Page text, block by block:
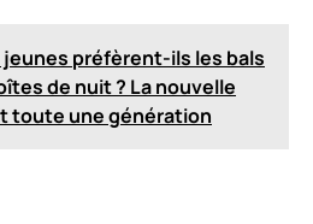
jeunes préfèrent-ils les bals
de nuit ? La nouvelle
toute une génération